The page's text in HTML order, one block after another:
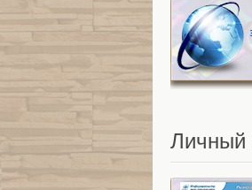
Личный